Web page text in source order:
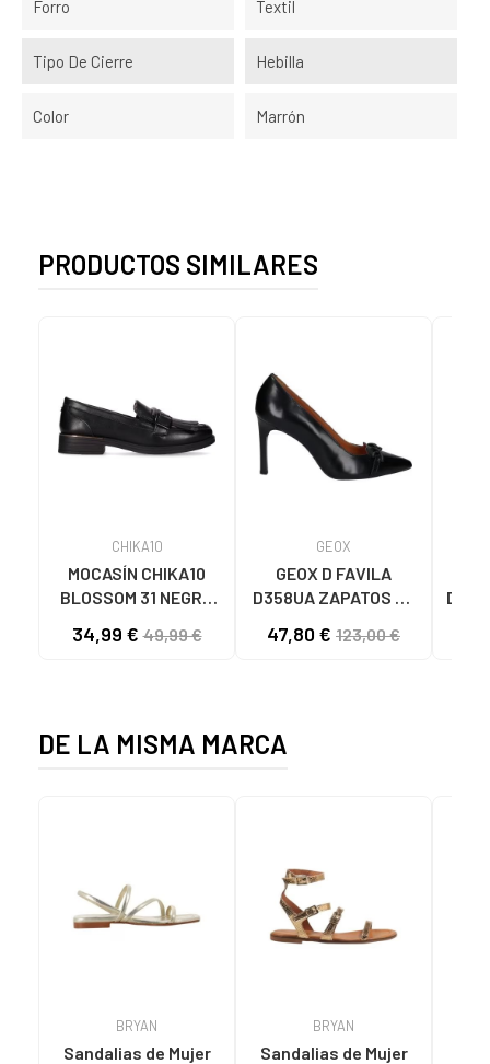
Forro Textil
Tipo De Cierre Hebilla
Color Marrón
PRODUCTOS SIMILARES
CHIKA10
MOCASÍN CHIKA10
BLOSSOM 31 NEGRO
34,99 €49,99 €
GEOX
GEOX D FAVILA
D358UA ZAPATOS DE
BLACK
47,80 € 123,00 €
DE
DE LA MISMA MARCA
BRYAN
Sandalias de Mujer
BRYAN
Sandalias de Mujer